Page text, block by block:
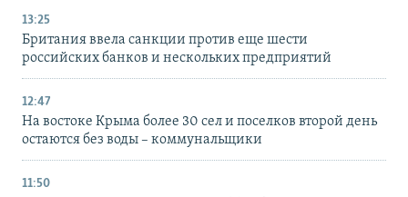
13:25
Британия ввела санкции против еще шести
российских банков и нескольких предприятий
12:47
На востоке Крыма более 30 сел и поселков второй день
остаются без воды – коммунальщики
11:50